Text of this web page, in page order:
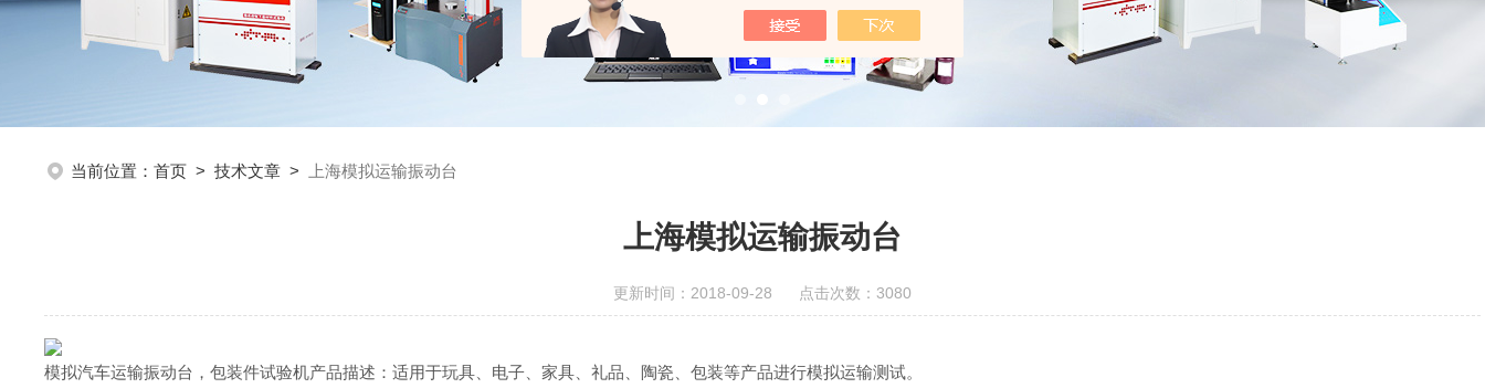
当前位置： 首页 > 技术文章 > 上海模拟运输振动台
上海模拟运输振动台
更新时间：2018-09-28 点击次数：3080
模拟汽车运输振动台，包装件试验机产品描述：适用于玩具、电子、家具、礼品、陶瓷、包装等产品进行模拟运输测试。